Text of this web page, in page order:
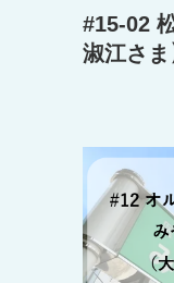
#15-02
淑江さ